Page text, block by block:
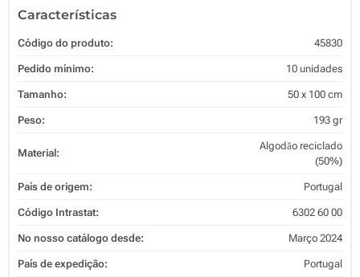
Características
Código do produto: 45830
Pedido mínimo: 10 unidades
Tamanho: 50 x 100 cm
Peso: 193 gr
Material:
Algodăo reciclado
(50%)
País de origem: Portugal
Código Intrastat: 6302 60 00
No nosso catálogo desde: Março 2024
País de expedição: Portugal